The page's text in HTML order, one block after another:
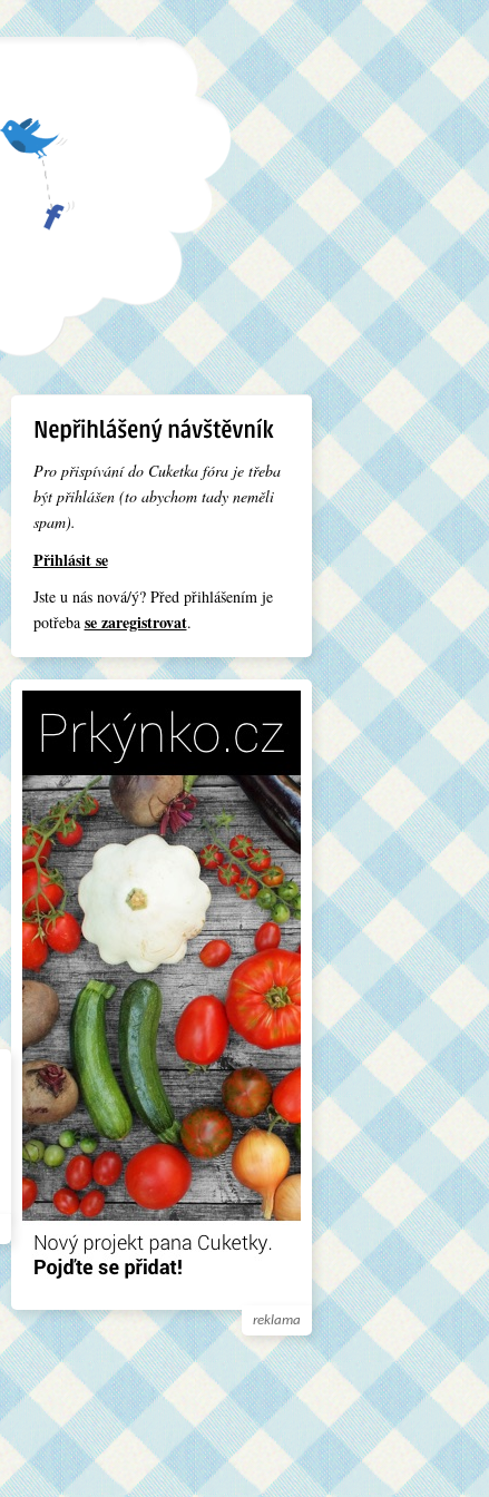
Pro přispívání do Cuketka fóra je třeba
být přihlášen (to abychom tady neměli
spam).
Přihlásit se
Jste u nás nová/ý? Před přihlášením je
potřeba se zaregistrovat.
reklama